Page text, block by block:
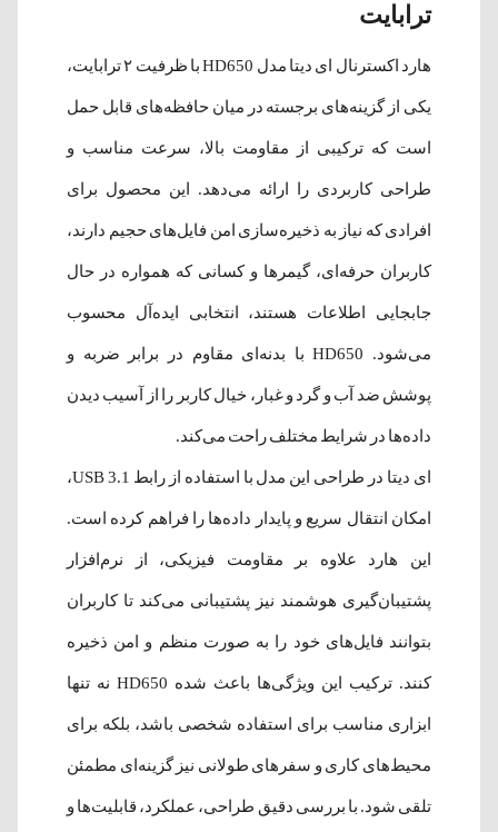
ترابایت
هارد اکسترنال ای دیتا مدل HD650 با ظرفیت ۲ ترابایت،
یکی از گزینه‌های برجسته در میان حافظه‌های قابل حمل
است که ترکیبی از مقاومت بالا، سرعت مناسب و
طراحی کاربردی را ارائه می‌دهد. این محصول برای
افرادی که نیاز به ذخیره‌سازی امن فایل‌های حجیم دارند،
کاربران حرفه‌ای، گیمرها و کسانی که همواره در حال
جابجایی اطلاعات هستند، انتخابی ایده‌آل محسوب
می‌شود. HD650 با بدنه‌ای مقاوم در برابر ضربه و
پوشش ضد آب و گرد و غبار، خیال کاربر را از آسیب دیدن
داده‌ها در شرایط مختلف راحت می‌کند.
ای دیتا در طراحی این مدل با استفاده از رابط USB 3.1،
امکان انتقال سریع و پایدار داده‌ها را فراهم کرده است.
این هارد علاوه بر مقاومت فیزیکی، از نرم‌افزار
پشتیبان‌گیری هوشمند نیز پشتیبانی می‌کند تا کاربران
بتوانند فایل‌های خود را به صورت منظم و امن ذخیره
کنند. ترکیب این ویژگی‌ها باعث شده HD650 نه تنها
ابزاری مناسب برای استفاده شخصی باشد، بلکه برای
محیط‌های کاری و سفرهای طولانی نیز گزینه‌ای مطمئن
تلقی شود. با بررسی دقیق طراحی، عملکرد، قابلیت‌ها و